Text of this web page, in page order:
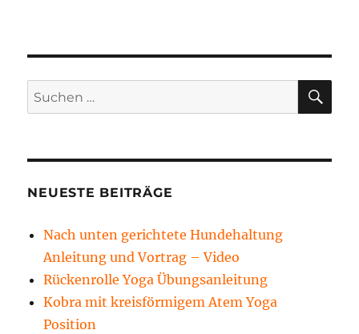
Suchen
nach:
NEUESTE BEITRÄGE
Nach unten gerichtete Hundehaltung
Anleitung und Vortrag – Video
Rückenrolle Yoga Übungsanleitung
Kobra mit kreisförmigem Atem Yoga
Position